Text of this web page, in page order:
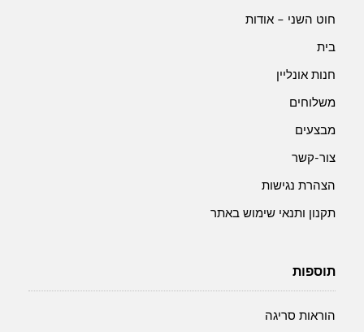
חוט השני – אודות
בית
חנות אונליין
משלוחים
מבצעים
צור-קשר
הצהרת נגישות
תקנון ותנאי שימוש באתר
תוספות
הוראות סריגה